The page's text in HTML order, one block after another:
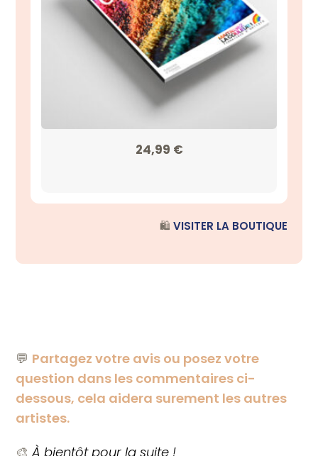
24,99 €
🛍️ VISITER LA BOUTIQUE
💬 Partagez votre avis ou posez votre
question dans les commentaires ci-
dessous, cela aidera surement les autres
artistes.
🎨À bientôt pour la suite !